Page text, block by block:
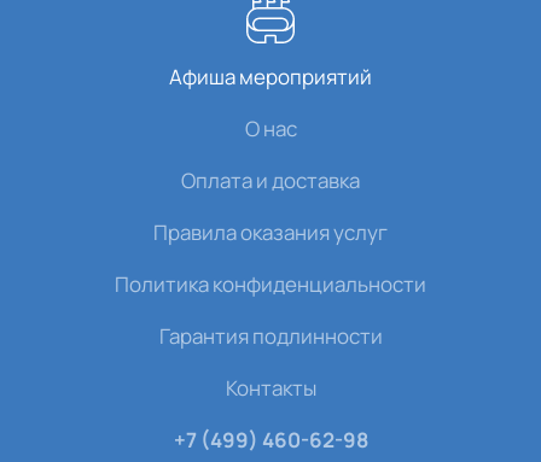
Афиша мероприятий
О нас
Оплата и доставка
Правила оказания услуг
Политика конфиденциальности
Гарантия подлинности
Контакты
+7 (499) 460-62-98